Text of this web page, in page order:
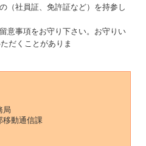
（社員証、免許証など）を持参し
意事項をお守り下さい。お守りい
だくことがありま
局
移動通信課